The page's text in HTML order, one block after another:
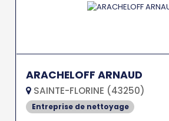
ARACHELOFF ARNAUD
SAINTE-FLORINE (43250)
Entreprise de nettoyage